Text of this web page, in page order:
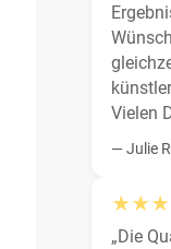
Vielen
— Julie
„Die